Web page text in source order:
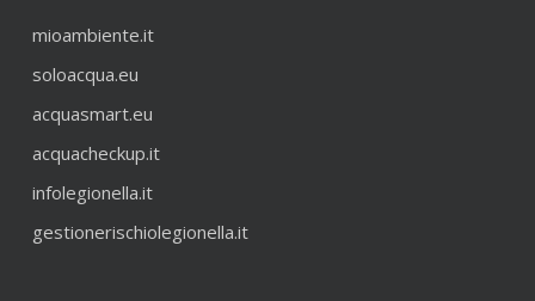
mioambiente.it
soloacqua.eu
acquasmart.eu
acquacheckup.it
infolegionella.it
gestionerischiolegionella.it